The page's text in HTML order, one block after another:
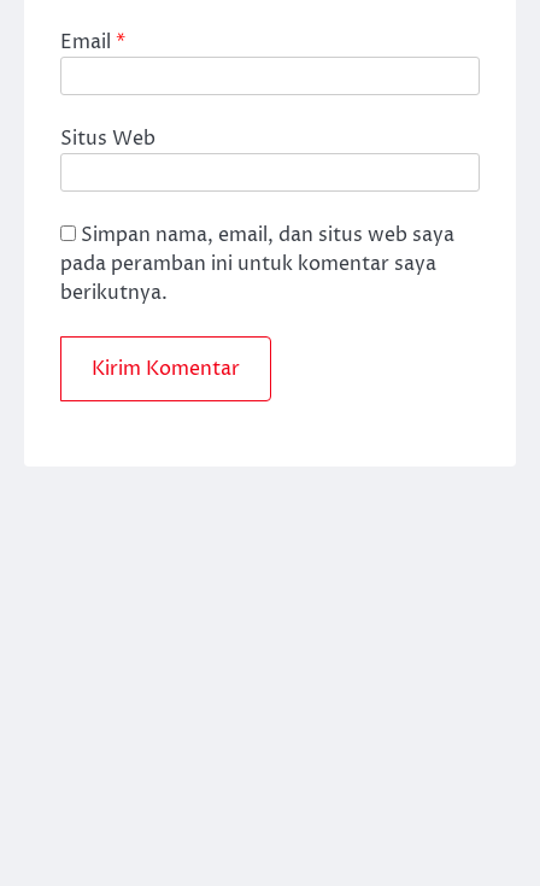
Email *
Situs Web
Simpan nama, email, dan situs web saya
pada peramban ini untuk komentar saya
berikutnya.